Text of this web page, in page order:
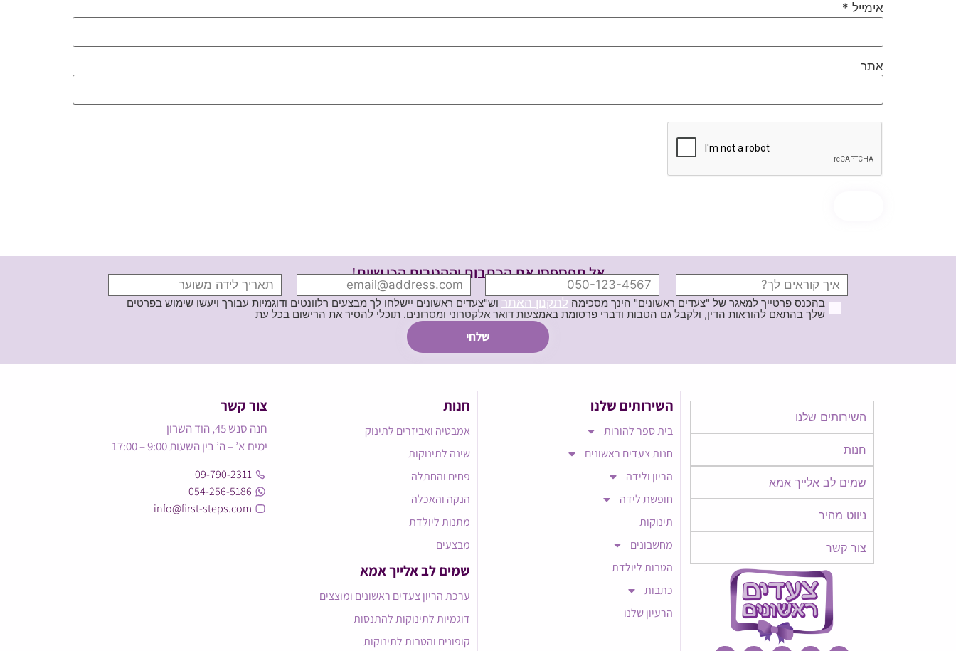
אימייל *
אתר
אל תפספסי את הכתבות וההטבות הכי שוות!
בהכנס פרטייך למאגר של "צעדים ראשונים" הינך מסכימה לתקנון האתר וש"צעדים ראשונים יישלחו לך מבצעים רלוונטים ודוגמיות עבורך ויעשו שימוש בפרטים
שלך בהתאם להוראות הדין, ולקבל גם הטבות ודברי פרסומת באמצעות דואר אלקטרוני ומסרונים. תוכלי להסיר את הרישום בכל עת
השירותים שלנו
חנות
שמים לב אלייך אמא​​
ניווט מהיר
צור קשר
השירותים שלנו
בית ספר להורות
חנות צעדים ראשונים
הריון ולידה
חופשת לידה
תינוקות
מחשבונים
הטבות ליולדת
כתבות
הרעיון שלנו
חנות
אמבטיה ואביזרים לתינוק
שינה לתינוקות
פחים והחתלה
הנקה והאכלה
מתנות ליולדת
מבצעים
שמים לב אלייך אמא​
ערכת הריון צעדים ראשונים ומוצצים
דוגמיות לתינוקות להתנסות
קופונים והטבות לתינוקות
צור קשר
חנה סנש 45, הוד השרון
ימים א’ – ה’ בין השעות 9:00 – 17:00
09-790-2311
054-256-5186
info@first-steps.com